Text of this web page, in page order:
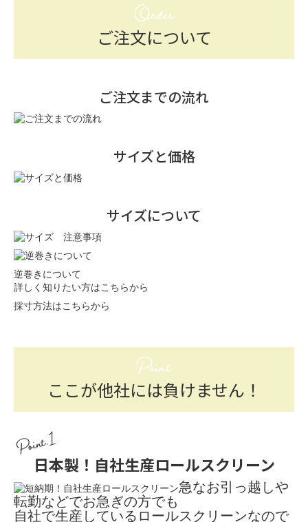
Order
ご注文について
ご注文までの流れ
サイズと価格
サイズについて
逆巻きについて
詳しく知りたい方はこちらから
採寸方法はこちらから
Point
ここが他社には負けません！
Point.1
日本製！自社生産ロールスクリーン
急なお引っ越しや
転勤などでお急ぎの方でも
自社で生産しているロールスクリーンなので